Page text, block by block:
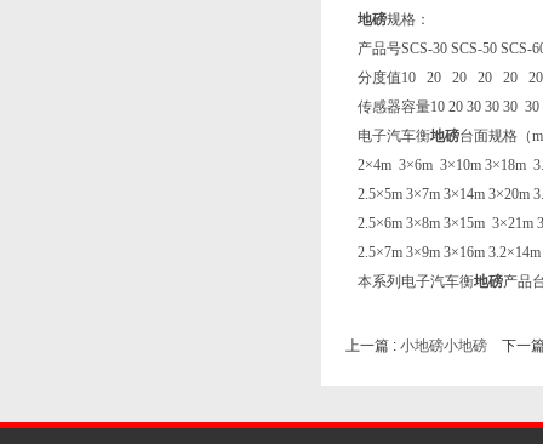
地磅规格：
产品号SCS-30 SCS-50 SCS-
分度值10 20 20 20 20
传感器容量10 20 30 30 30
电子汽车衡地磅台面规格（m
2×4m 3×6m 3×10m 3×18m
2.5×5m 3×7m 3×14m 3×20m
2.5×6m 3×8m 3×15m 3×21m
2.5×7m 3×9m 3×16m
本系列电子汽车衡地磅产品
上一篇 : 小地磅小地磅 下一